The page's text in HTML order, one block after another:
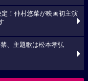
定！仲村悠菜が映画初主演
、主題歌は松本孝弘